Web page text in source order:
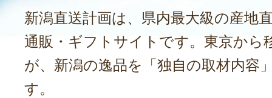
新潟直送計画は、県内最大級の産地
通販・ギフトサイトです。東京から
が、新潟の逸品を「独自の取材内容
す。